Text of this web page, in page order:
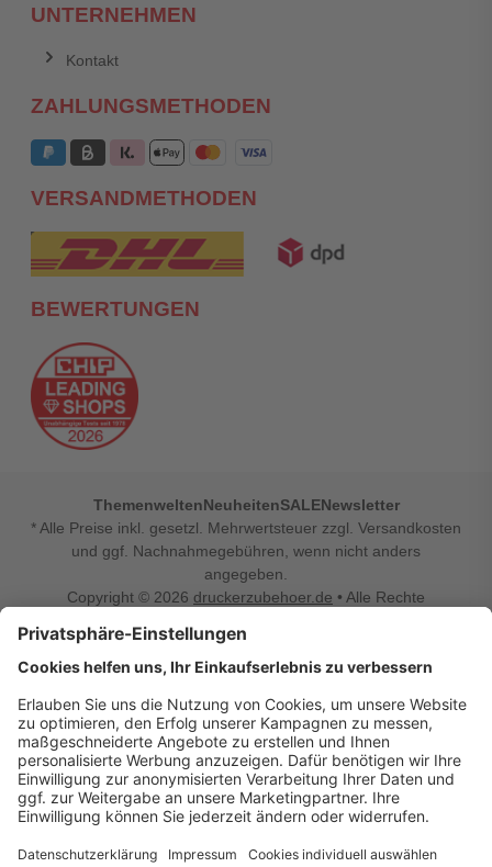
UNTERNEHMEN
Kontakt
ZAHLUNGSMETHODEN
VERSANDMETHODEN
BEWERTUNGEN
ThemenweltenNeuheitenSALENewsletter
* Alle Preise inkl. gesetzl. Mehrwertsteuer zzgl. Versandkosten
und ggf. Nachnahmegebühren, wenn nicht anders
angegeben.
Copyright © 2026 druckerzubehoer.de • Alle Rechte
Vertrag widerrufen
Druckerzubehoer.de – preiswerte Qualität für Ihr Office
Sie sind auf der Suche nach dem passenden Druckerzubehör
oder Zubehör für das Büro, den Computer oder Ihr
Smartphone? Dann sind Sie bei Druckerzubehoer.de genau
richtig! Unser breites Sortiment bietet unter anderem Tinte
und Toner für alle gängigen Druckermodelle – großer sowie
kleiner Hersteller. Zugleich sind wir Ihr Online Fachhandel für
einrichten, die Werkstatt ausstatten oder den Alltag mit